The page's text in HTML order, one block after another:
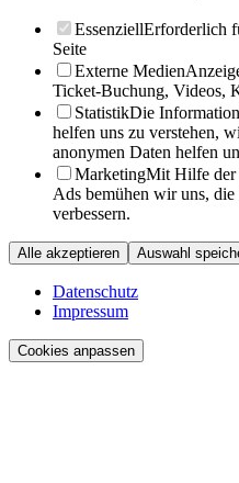
EssenziellErforderlich
Seite
Externe Medien
Ticket-Buchung, Videos,
StatistikDie
helfen uns zu verstehen,
anonymen Daten helfen
MarketingMit Hilfe der
Ads bemühen wir uns,
verbessern.
Alle akzeptieren Auswahl
Datenschutz
Impressum
Cookies anpassen